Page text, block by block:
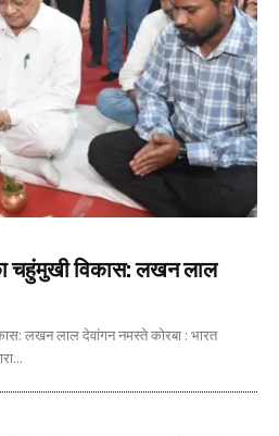
चहुंमुखी विकास: लखन लाल
लखन लाल देवांगन नमस्ते कोरबा : भारत